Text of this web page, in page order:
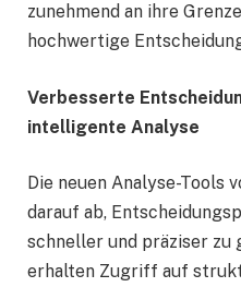
zunehmend an ihre
hochwertige
Verbesserte
intelligente Analyse
Die neuen Analyse-Tools
darauf ab,
schneller und präziser
erhalten Zugriff auf